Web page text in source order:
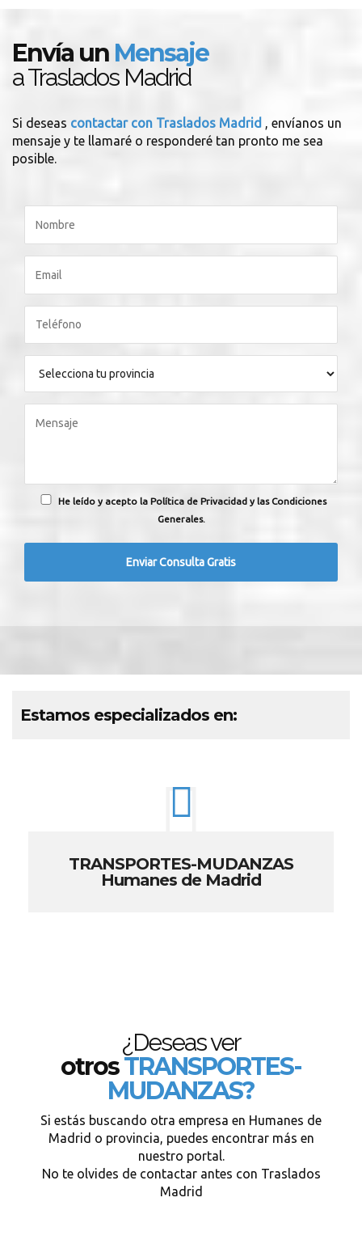
Envía un Mensaje
a Traslados Madrid
Si deseas contactar con Traslados Madrid , envíanos un
mensaje y te llamaré o responderé tan pronto me sea
posible.
He leído y acepto la Política de Privacidad y las Condiciones
Generales.
Estamos especializados en:
TRANSPORTES-MUDANZAS
Humanes de Madrid
¿Deseas ver
otrosTRANSPORTES-
MUDANZAS?
Si estás buscando otra empresa en Humanes de
Madrid o provincia, puedes encontrar más en
nuestro portal.
No te olvides de contactar antes con Traslados
Madrid